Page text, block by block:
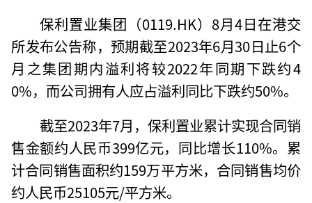
保利置业集团（0119.HK）8月4日在港交
所发布公告称，预期截至2023年6月30日止6个
月之集团期内溢利将较2022年同期下跌约4
0%，而公司拥有人应占溢利同比下跌约50%。
截至2023年7月，保利置业累计实现合同销
售金额约人民币399亿元，同比增长110%。累
计合同销售面积约159万平方米，合同销售均价
约人民币25105元/平方米。